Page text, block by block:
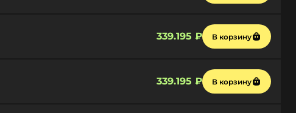
339.195 ₽ В корзину
339.195 ₽ В корзину